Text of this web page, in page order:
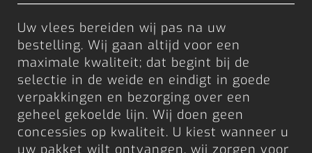
Uw vlees bereiden wij pas na uw
bestelling. Wij gaan altijd voor een
maximale kwaliteit; dat begint bij de
selectie in de weide en eindigt in goede
verpakkingen en bezorging over een
geheel gekoelde lijn. Wij doen geen
concessies op kwaliteit. U kiest wanneer u